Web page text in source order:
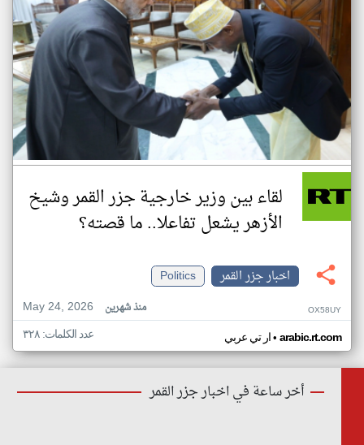
لقاء بين وزير خارجية جزر القمر وشيخ
الأزهر يشعل تفاعلا.. ما قصته؟
اخبار جزر القمر
Politics
May 24, 2026
منذ شهرين OX58UY
ار تي عربي• arabic.rt.com عدد الكلمات: ٣٢٨
أخر ساعة في اخبار جزر القمر